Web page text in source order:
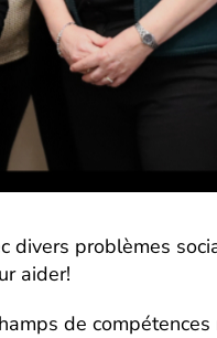
problèmes
aider!
de compétences